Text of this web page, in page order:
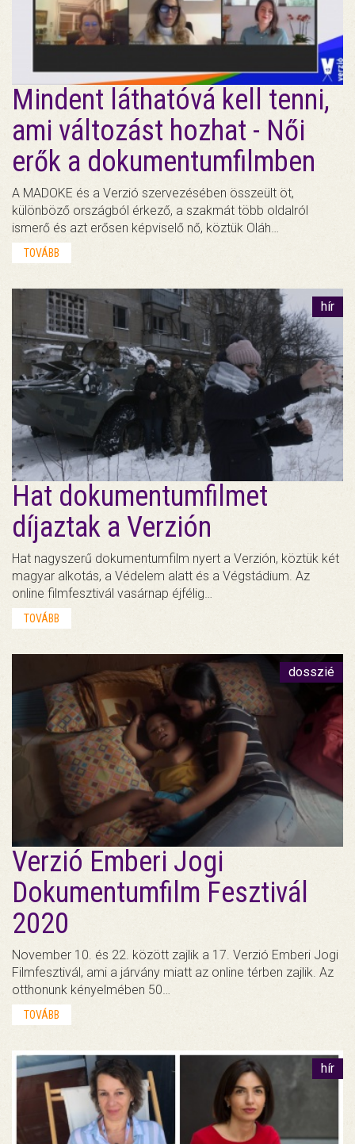
Mindent láthatóvá kell tenni,
ami változást hozhat - Női
erők a dokumentumfilmben
A MADOKE és a Verzió szervezésében összeült öt,
különböző országból érkező, a szakmát több oldalról
ismerő és azt erősen képviselő nő, köztük Oláh…
TOVÁBB
hír
Hat dokumentumfilmet
díjaztak a Verzión
Hat nagyszerű dokumentumfilm nyert a Verzión, köztük két
magyar alkotás, a Védelem alatt és a Végstádium. Az
online filmfesztivál vasárnap éjfélig…
TOVÁBB
dosszié
Verzió Emberi Jogi
Dokumentumfilm Fesztivál
2020
November 10. és 22. között zajlik a 17. Verzió Emberi Jogi
Filmfesztivál, ami a járvány miatt az online térben zajlik. Az
otthonunk kényelmében 50…
TOVÁBB
hír